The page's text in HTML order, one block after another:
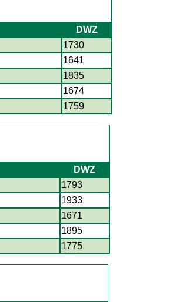
DWZ
1730
1641
1835
1674
1759
DWZ
1793
1933
1671
1895
1775